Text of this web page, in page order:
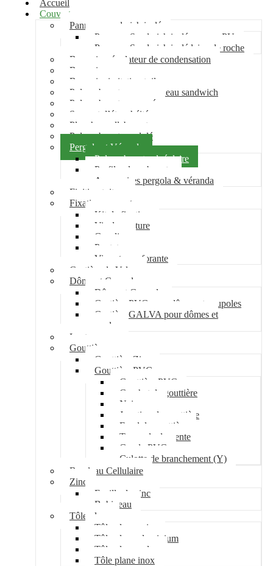
Accueil
Couverture
Panneau sandwich isolé
Panneau Sandwich isolé mousse PU
Panneau Sandwich isolé laine de roche
Bac acier régulateur de condensation
Bac acier sec
Bac acier imitation tuile
Polycarbonate pour panneau sandwich
Polycarbonate nervuré
Support d’étanchéité
Plancher collaborant
Polycarbonate ondulé
Pergola et Véranda
Polycarbonate alvéolaire
Profil polycarbonate
Accessoires pergola & véranda
Finition toiture
Fixation couverture
Kit de fixation
Vis de couture
Cavalier
Pontet
Vis auto-perforante
Costière de Velux
Dôme et Coupole
Dôme et Coupole
Costière PVC pour dômes et coupoles
Costière GALVA pour dômes et
coupoles
Lanterneau
Gouttière
Gouttière Zinc
Gouttière PVC
Gouttière PVC
Crochet de gouttière
Naissance
Jonction de gouttière
Fond de gouttière
Tuyau de descente
Coude PVC
Culotte de branchement (Y)
Bandeau Cellulaire
Zinc
Feuille de zinc
Bobineau
Tôle plane
Tôle plane acier
Tôle plane aluminium
Tôle plane galva
Tôle plane inox